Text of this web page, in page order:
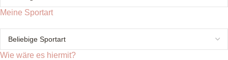
Meine Sportart
Wie wäre es hiermit?